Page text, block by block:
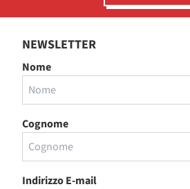
NEWSLETTER
Nome
Cognome
Indirizzo E-mail